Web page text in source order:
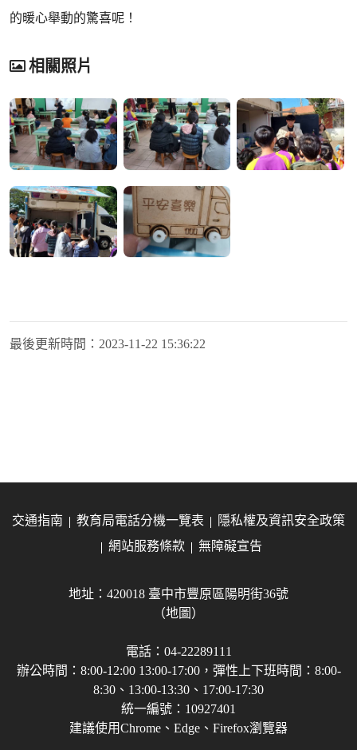
的暖心舉動的驚喜呢！
相關照片
最後更新時間： 2023-11-22 15:36:22
交通指南 教育局電話分機一覽表
隱私權及資訊安全政策
網站服務條款
無障礙宣告
地址：420018 臺中市豐原區陽明街36號
（地圖）
電話：04-22289111
辦公時間：8:00-12:00 13:00-17:00，彈性上下班時間：8:00-
8:30、13:00-13:30、17:00-17:30
統一編號：10927401
建議使用Chrome、Edge、Firefox瀏覽器